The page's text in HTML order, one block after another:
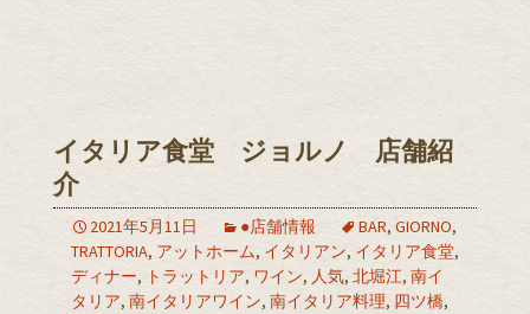
イタリア食堂 ジョルノ 店舗紹
介
2021年5月11日 ●店舗情報 BAR, GIORNO,
TRATTORIA, アットホーム, イタリアン, イタリア食堂,
ディナー, トラットリア, ワイン, 人気, 北堀江, 南イ
タリア, 南イタリアワイン, 南イタリア料理, 四ツ橋,